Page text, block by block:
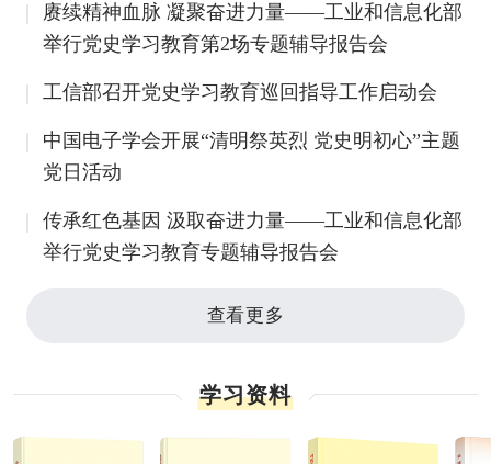
赓续精神血脉 凝聚奋进力量——​工业和信息化部
举行党史学习教育第2场专题辅导报告会
工信部召开党史学习教育巡回指导工作启动会
中国电子学会开展“清明祭英烈 党史明初心”主题
党日活动
传承红色基因 汲取奋进力量——工业和信息化部
举行党史学习教育专题辅导报告会
查看更多
学习资料